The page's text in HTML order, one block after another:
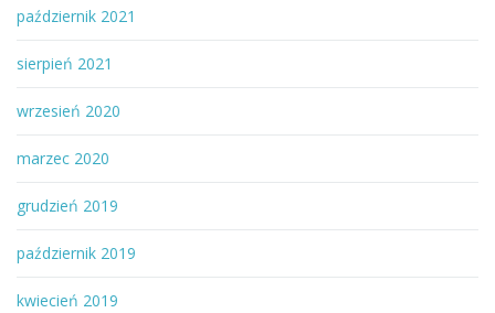
październik 2021
sierpień 2021
wrzesień 2020
marzec 2020
grudzień 2019
październik 2019
kwiecień 2019